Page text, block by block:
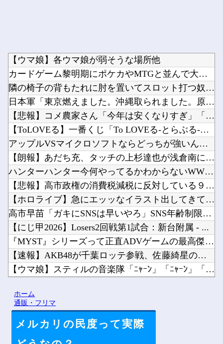
【ウマ娘】各ウマ娘が弱そうな場所他
カードゲーム黎明期にポケカやMTGと並んで大人気だったという...
隣の椅子の背もたれに肘を置いてスロット打つ奴←これマジで意味...
日本軍「東京燃えました。沖縄取られました。原爆落とされました...
【悲報】コメ農家さん「今年は安くなりすぎ」「こんな値段じゃ米...
【ToLOVEる】一番くじ「To LOVEる-とらぶる-ダー...
アップルVSマイクロソフトならどっちが強いんや？他
【朗報】あだち充、タッチの上杉達也が浅倉南に告白したシーンを...
ハンターハンター今何やってるかわからないWWW他
【悲報】高市政権の消費税減税に反対している９人の自民党議員が...
【ホロライブ】急にエッッなイラスト出してきてびっくりしたで他
高市早苗「ガキにSNSは早いやろ」SNS年齢制限法案提出検討...
【にじ甲2026】Losers2回戦第1試合：新台附属 - ...
『MYST』シリーズって正直ADVゲームの最高傑作だよね他
【速報】AKB48が千葉ロッテ参戦、佐藤綺星の始球式＆3曲披...
【ウマ娘】スティルの音楽隊「ﾆｬｰﾝ」「ﾆｬｰﾝ」「ﾆｬｰﾝ...
ホーム
通販・フリマ
メルカリの民度って実際